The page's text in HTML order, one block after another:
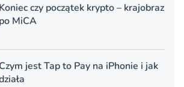
Koniec czy początek krypto – krajobraz
po MiCA
Czym jest Tap to Pay na iPhonie i jak